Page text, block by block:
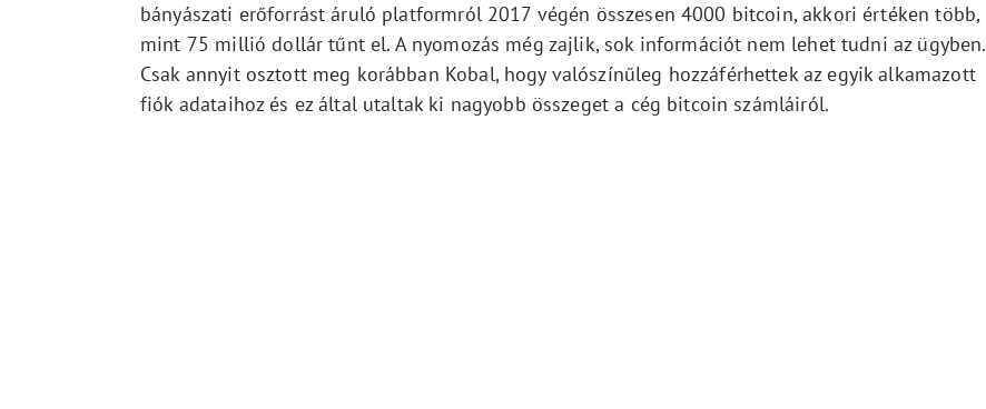
bányászati erőforrást áruló platformról 2017 végén összesen 4000 bitcoin, akkori értéken több,
mint 75 millió dollár tűnt el. A nyomozás még zajlik, sok információt nem lehet tudni az ügyben.
Csak annyit osztott meg korábban Kobal, hogy valószínűleg hozzáférhettek az egyik alkamazott
fiók adataihoz és ez által utaltak ki nagyobb összeget a cég bitcoin számláiról.